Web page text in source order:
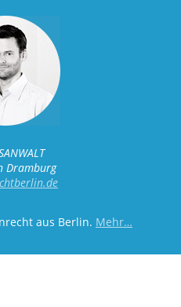
Dramburg
aus Berlin. Mehr…